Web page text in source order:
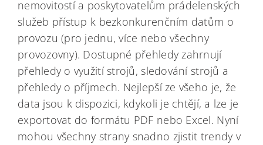
nemovitostí a poskytovatelům prádelenských
služeb přístup k bezkonkurenčním datům o
provozu (pro jednu, více nebo všechny
provozovny). Dostupné přehledy zahrnují
přehledy o využití strojů, sledování strojů a
přehledy o příjmech. Nejlepší ze všeho je, že
data jsou k dispozici, kdykoli je chtějí, a lze je
exportovat do formátu PDF nebo Excel. Nyní
mohou všechny strany snadno zjistit trendy v